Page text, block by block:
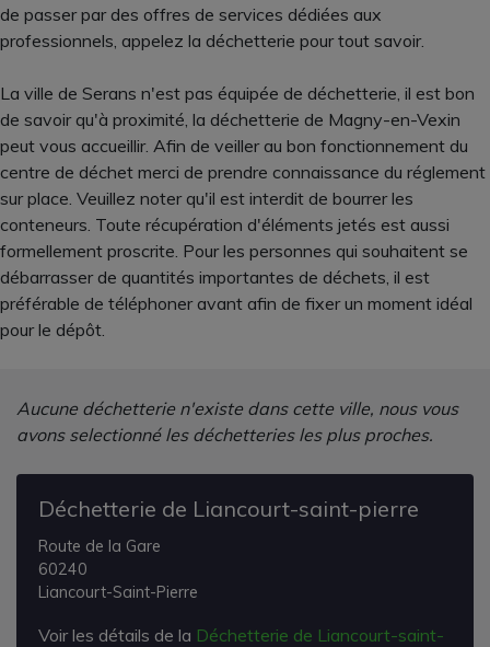
de passer par des offres de services dédiées aux
professionnels, appelez la déchetterie pour tout savoir.
La ville de Serans n'est pas équipée de déchetterie, il est bon
de savoir qu'à proximité, la déchetterie de Magny-en-Vexin
peut vous accueillir. Afin de veiller au bon fonctionnement du
centre de déchet merci de prendre connaissance du réglement
sur place. Veuillez noter qu'il est interdit de bourrer les
conteneurs. Toute récupération d'éléments jetés est aussi
formellement proscrite. Pour les personnes qui souhaitent se
débarrasser de quantités importantes de déchets, il est
préférable de téléphoner avant afin de fixer un moment idéal
pour le dépôt.
Aucune déchetterie n'existe dans cette ville, nous vous
avons selectionné les déchetteries les plus proches.
Déchetterie de Liancourt-saint-pierre
Route de la Gare
60240
Liancourt-Saint-Pierre
Voir les détails de la Déchetterie de Liancourt-saint-